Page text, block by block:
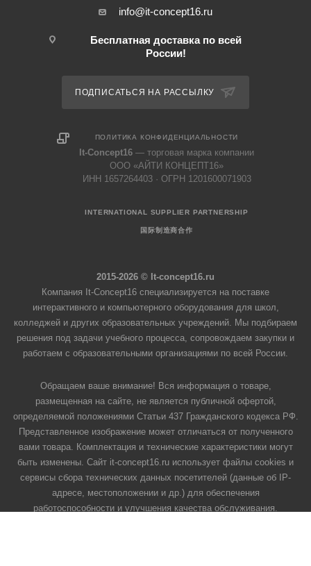
info@it-concept16.ru
Бесплатная доставка по всей
России!
ПОДПИСАТЬСЯ НА РАССЫЛКУ
ПОЛИТИКА КОНФИДЕНЦИАЛЬНОСТИ
It-Concept16 — торговая марка компании
ООО «АЙТИ КОНЦЕПТ16»
ИНН 1657264403 · ОГРН 1201600071903
INTERNATIONAL SUPPLIER PARTNERSHIP
国际制造商合作
2015-2026 © It-concept16.ru
Компания It-Concept16 специализируется на поставке
интерактивного и компьютерного оборудования для школ,
колледжей и других образовательных учреждений. Мы подбираем
решения под задачи учебного процесса, сопровождаем закупки и
работаем с образовательными организациями по всей России.
Обращаем ваше внимание! Вся информация о товаре,
размещенная на сайте, не является публичной офертой,
определяемой положениями Статьи 437 Гражданского кодекса РФ.
Представленное изображение может отличаться от полученного
вами товара. Комплектация и технические характеристики могут
быть изменены. Сайт it-concept16.ru использует файлы cookies и
сервисы сбора технических данных посетителей (данные об IP-
адресе, местоположении и др.) для обеспечения
работоспособности и улучшения качества обслуживания.